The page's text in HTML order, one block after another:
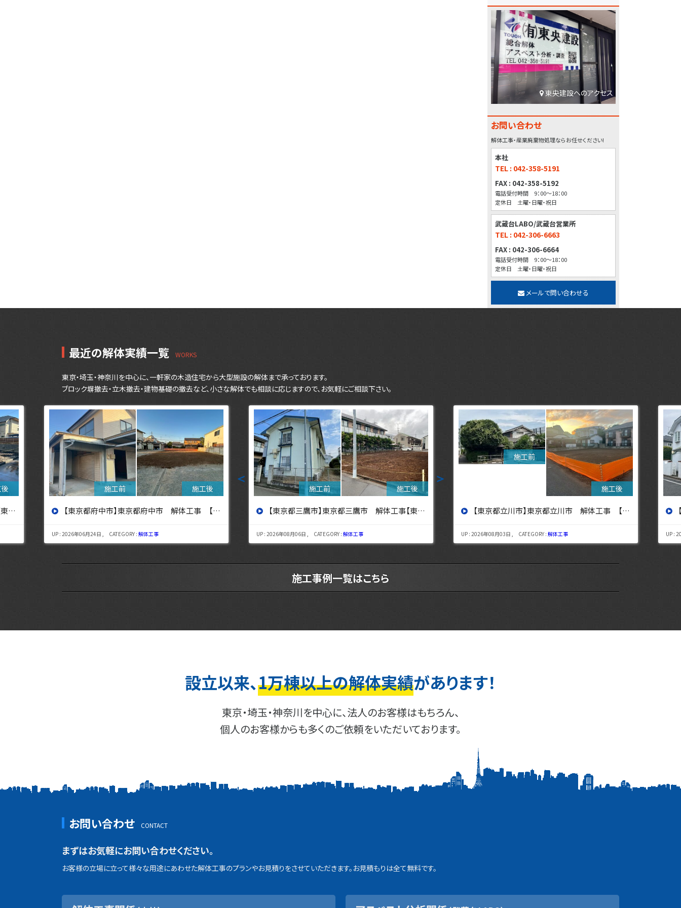
東央建設へのアクセス
お問い合わせ
解体工事・産業廃棄物処理ならお任せください!
本社
TEL : 042-358-5191
FAX : 042-358-5192
電話受付時間 9：00～18：00
定休日 土曜・日曜・祝日
武蔵台LABO/武蔵台営業所
TEL : 042-306-6663
FAX : 042-306-6664
電話受付時間 9：00～18：00
定休日 土曜・日曜・祝日
メールで問い合わせる
最近の解体実績一覧
東京・埼玉・神奈川を中心に、一軒家の木造住宅から大型施設の解体まで承っております。
ブロック塀撤去・立木撤去・建物基礎の撤去など、小さな解体でも相談に応じますので、お気軽にご相談下さい。
＜
】 【東京都三鷹市】東京都三鷹市 解体工事【東京・埼玉・神奈川の解体工事なら東央建設へ】
UP : 2026年08月06日 , CATEGORY :解体工事
【東京都立川市】東京都立川市 解体工事 【東京・埼玉・神奈川の解体工事なら東央建設へ】
UP : 2026年08月03日 , CATEGORY :解体工事
【東京都杉並区】東京都杉並区 解体工事【東京・埼玉・神奈川の解体工事なら東央建設へ】
UP : 2026年07月29日 , CATEGORY :解体工事 UP :
＞
施工事例一覧はこちら
設立以来、1万棟以上の解体実績があります！
東京・埼玉・神奈川を中心に、法人のお客様はもちろん、
個人のお客様からも多くのご依頼をいただいております。
お問い合わせ
まずはお気軽にお問い合わせください。
お客様の立場に立って様々な用途にあわせた解体工事のプランやお見積りをさせていただきます。お見積もりは全て無料です。